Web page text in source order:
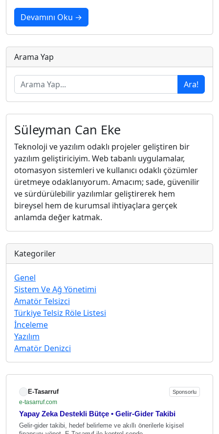
Devamını Oku →
Arama Yap
Ara!
Süleyman Can Eke
Teknoloji ve yazılım odaklı projeler geliştiren bir
yazılım geliştiriciyim. Web tabanlı uygulamalar,
otomasyon sistemleri ve kullanıcı odaklı çözümler
üretmeye odaklanıyorum. Amacım; sade, güvenilir
ve sürdürülebilir yazılımlar geliştirerek hem
bireysel hem de kurumsal ihtiyaçlara gerçek
anlamda değer katmak.
Kategoriler
Genel
Sistem Ve Ağ Yönetimi
Amatör Telsizci
Türkiye Telsiz Röle Listesi
İnceleme
Yazılım
Amatör Denizci
E-Tasarruf Sponsorlu
e-tasarruf.com
Yapay Zeka Destekli Bütçe • Gelir-Gider Takibi
Gelir-gider takibi, hedef belirleme ve akıllı önerilerle kişisel